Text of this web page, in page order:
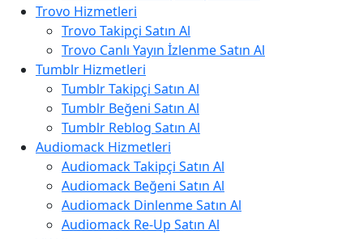
Trovo Hizmetleri
Trovo Takipçi Satın Al
Trovo Canlı Yayın İzlenme Satın Al
Tumblr Hizmetleri
Tumblr Takipçi Satın Al
Tumblr Beğeni Satın Al
Tumblr Reblog Satın Al
Audiomack Hizmetleri
Audiomack Takipçi Satın Al
Audiomack Beğeni Satın Al
Audiomack Dinlenme Satın Al
Audiomack Re-Up Satın Al